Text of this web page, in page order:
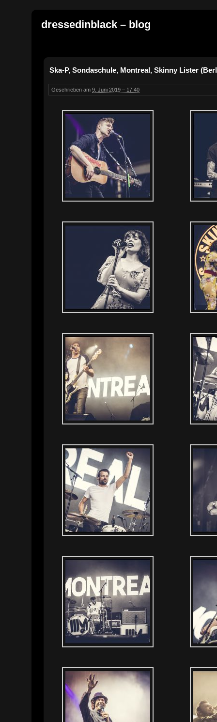
dressedinblack – blog
Ska-P, Sondaschule, Montreal, Skinny Lister
Geschrieben am 9. Juni 2019 – 17:40